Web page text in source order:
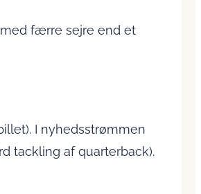
færre sejre end et
I nyhedsstrømmen
tackling af quarterback).